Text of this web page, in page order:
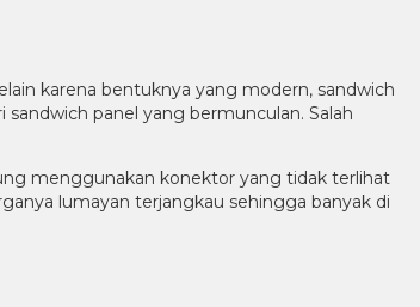
karena bentuknya yang modern, sandwich
panel yang bermunculan. Salah
menggunakan konektor yang tidak terlihat
lumayan terjangkau sehingga banyak di